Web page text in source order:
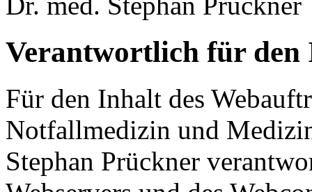
Verantwortlich für den
Für den Inhalt des
Notfallmedizin und
Stephan Prückner